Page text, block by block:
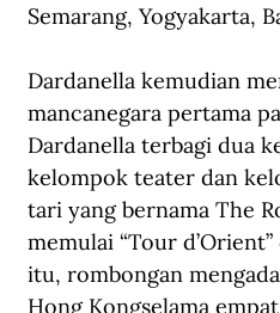
Semarang, Yogyakarta,
Dardanella kemudian
mancanegara pertama
Dardanella terbagi dua
kelompok teater dan
tari yang bernama The
memulai “Tour
itu, rombongan
Hong Kongselama